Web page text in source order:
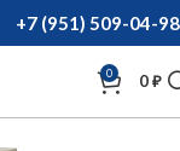
+7 (951) 509-04-98
0 0₽